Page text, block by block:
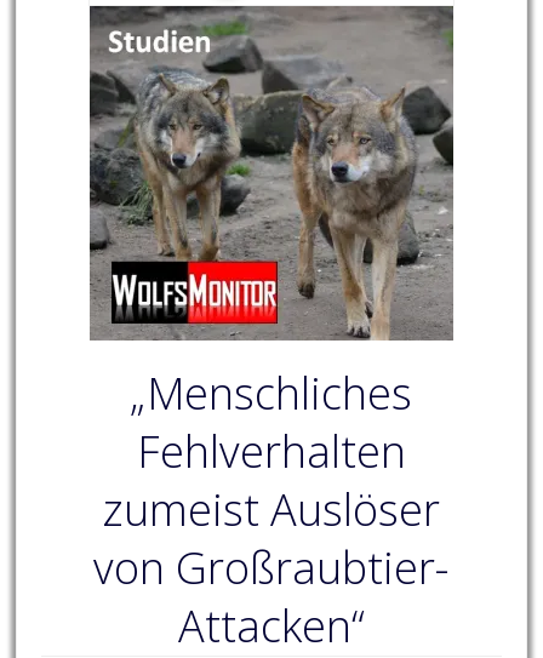
„Menschliches
Fehlverhalten
zumeist Auslöser
von Großraubtier-
Attacken“